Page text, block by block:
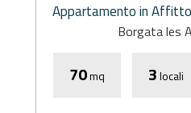
Appartamento in Affitto
Borgata les
70mq 3locali